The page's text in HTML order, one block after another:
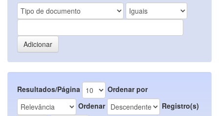
Resultados/Página
Ordenar por
Ordenar
Registro(s)